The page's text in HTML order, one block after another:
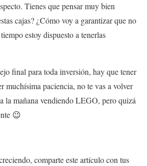
Tienes que pensar muy bien
cajas? ¿Cómo voy a garantizar que no
estoy dispuesto a tenerlas
final para toda inversión, hay que tener
muchísima paciencia, no te vas a volver
la mañana vendiendo LEGO, pero quizá
😉
comparte este artículo con tus